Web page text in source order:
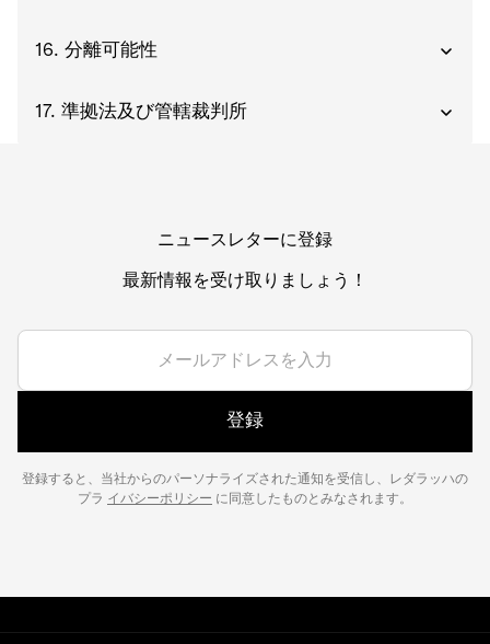
16. 分離可能性
17. 準拠法及び管轄裁判所
ニュースレターに登録
最新情報を受け取りましょう！
登録
登録すると、当社からのパーソナライズされた通知を受信し、レダラッハの
プラ イバシーポリシー に同意したものとみなされます。